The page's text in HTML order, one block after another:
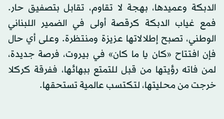
الدبكة وعميدها، بهجة لا تقاوم، تقابل بتصفيق حار.
فمع غياب الدبكة كرقصة أولى في الضمير اللبناني
الوطني، تصبح إطلالاتها عزيزة ومنتظرة. وعلى أي حال
فإن افتتاح «كان يا ما كان» في بيروت، فرصة جديدة،
لمن فاته رؤيتها من قبل للتمتع ببهائها، ففرقة كركلا
خرجت من محليتها، لتكتسب عالمية تستحقها.